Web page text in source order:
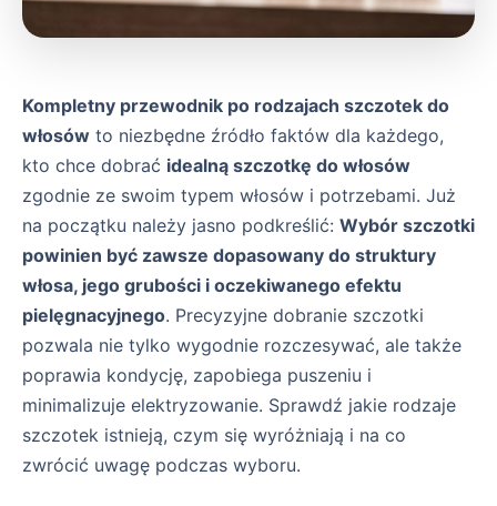
Kompletny przewodnik po rodzajach szczotek do
włosów to niezbędne źródło faktów dla każdego,
kto chce dobrać idealną szczotkę do włosów
zgodnie ze swoim typem włosów i potrzebami. Już
na początku należy jasno podkreślić: Wybór szczotki
powinien być zawsze dopasowany do struktury
włosa, jego grubości i oczekiwanego efektu
pielęgnacyjnego. Precyzyjne dobranie szczotki
pozwala nie tylko wygodnie rozczesywać, ale także
poprawia kondycję, zapobiega puszeniu i
minimalizuje elektryzowanie. Sprawdź jakie rodzaje
szczotek istnieją, czym się wyróżniają i na co
zwrócić uwagę podczas wyboru.